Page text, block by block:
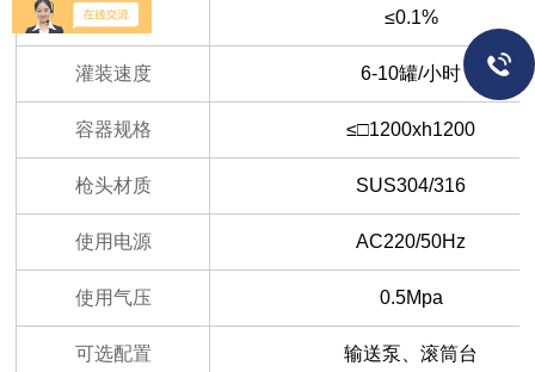
灌装精度 ≤0.1%
灌装速度 6-10罐/小时
容器规格 ≤□1200xh1200
枪头材质 SUS304/316
使用电源 AC220/50Hz
使用气压 0.5Mpa
可选配置 输送泵、滚筒台